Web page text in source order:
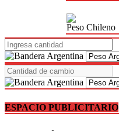
Peso Chileno
ESPACIO PUBLICITARIO